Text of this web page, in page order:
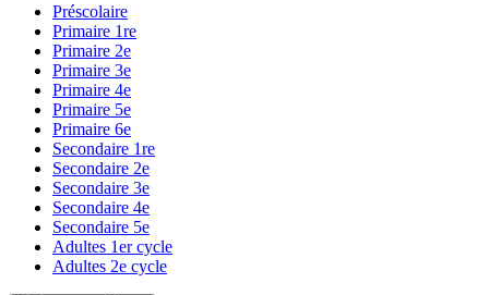
Préscolaire
Primaire 1re
Primaire 2e
Primaire 3e
Primaire 4e
Primaire 5e
Primaire 6e
Secondaire 1re
Secondaire 2e
Secondaire 3e
Secondaire 4e
Secondaire 5e
Adultes 1er cycle
Adultes 2e cycle